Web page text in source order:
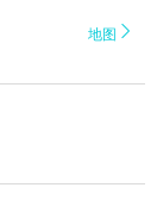
地图 